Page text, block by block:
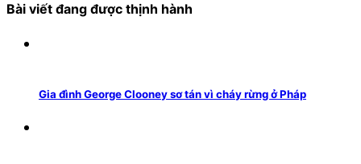
Bài viết đang được thịnh hành
Gia đình George Clooney sơ tán vì cháy rừng ở Pháp